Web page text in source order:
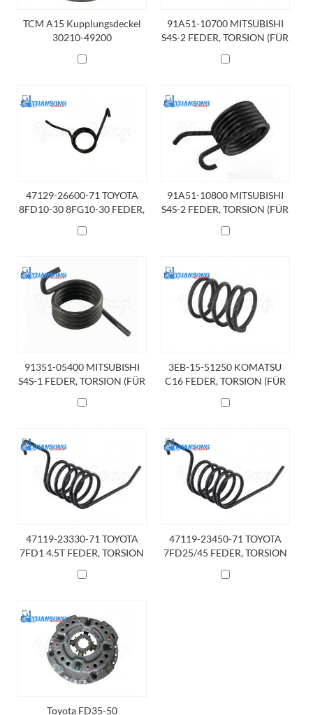
TCM A15 Kupplungsdeckel
30210-49200
91A51-10700 MITSUBISHI
S4S-2 FEDER, TORSION (FÜR
47129-26600-71 TOYOTA
8FD10-30 8FG10-30 FEDER,
PEDALRÜCKGABE)
91A51-10800 MITSUBISHI
S4S-2 FEDER, TORSION (FÜR
91351-05400 MITSUBISHI
S4S-1 FEDER, TORSION (FÜR
3EB-15-51250 KOMATSU
C16 FEDER, TORSION (FÜR
47119-23330-71 TOYOTA
7FD1 4.5T FEDER, TORSION
47119-23450-71 TOYOTA
7FD25/45 FEDER, TORSION
Toyota FD35-50